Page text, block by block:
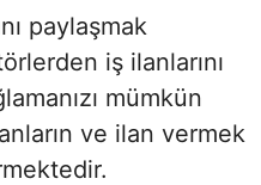
paylaşmak
iş ilanlarını
mümkün
ve ilan vermek